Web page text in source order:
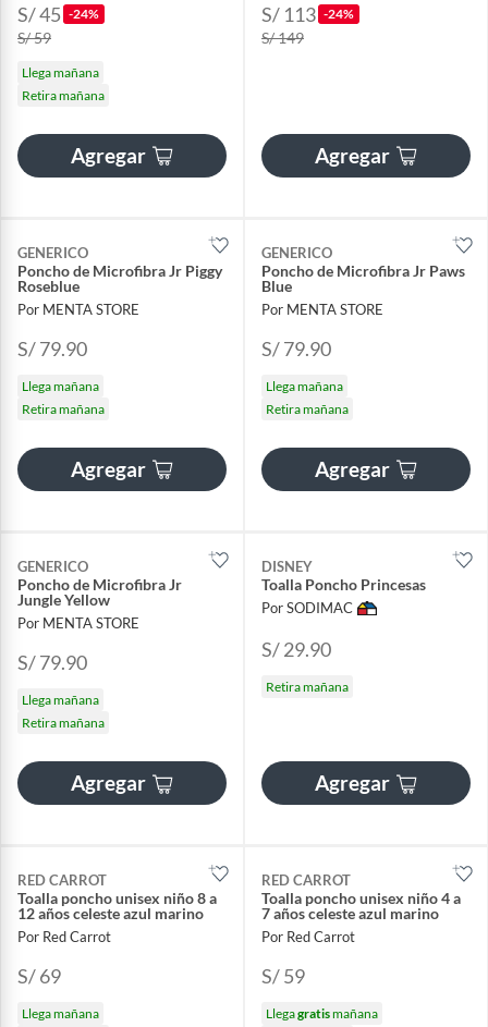
S/ 45 -24%
S/ 59
Llega mañana
Retira mañana
Agregar
S/ 113 -24%
S/ 149
Agregar
GENERICO
Poncho de Microfibra Jr Piggy
Roseblue
Por MENTA STORE
S/ 79.90
Llega mañana
Retira mañana
Agregar
GENERICO
Poncho de Microfibra Jr Paws
Blue
Por MENTA STORE
S/ 79.90
Llega mañana
Retira mañana
Agregar
GENERICO
Poncho de Microfibra Jr
Jungle Yellow
Por MENTA STORE
S/ 79.90
Llega mañana
Retira mañana
Agregar
DISNEY
Toalla Poncho Princesas
Por SODIMAC
S/ 29.90
Retira mañana
Agregar
RED CARROT
Toalla poncho unisex niño 8 a
12 años celeste azul marino
Por Red Carrot
S/ 69
Llega mañana
RED CARROT
Toalla poncho unisex niño 4 a
7 años celeste azul marino
Por Red Carrot
S/ 59
Llegagratismañana